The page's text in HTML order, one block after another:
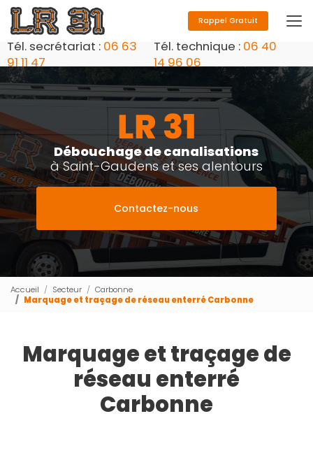
Aller
au
contenu
principal
Tél. secrétariat : 06 63
91 11 47
Tél. technique : 06 40
14 96 06
Rappel Gratuit
Débouchage de canalisations
à Saint-Gaudens et ses alentours
Contactez-nous
Accueil Secteur
Carbonne
Marquage et traçage de réseau enterré Carbonne
Marquage et traçage de
réseau enterré
Carbonne